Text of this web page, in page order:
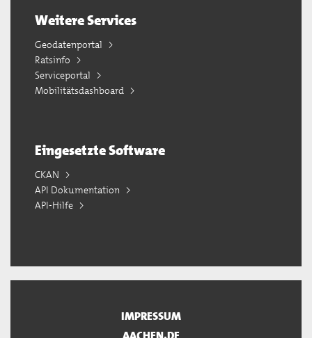
Weitere Services
Geodatenportal
Ratsinfo
Serviceportal
Mobilitätsdashboard
Eingesetzte Software
CKAN
API Dokumentation
API-Hilfe
IMPRESSUM